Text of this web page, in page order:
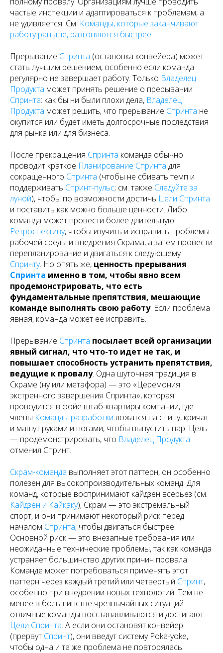
частые инспекции и адаптироваться к проблемам, а
не удивляется. См. Команды, которые заканчивают
работу раньше, разгоняются быстрее.
Прерывание Спринта (остановка конвейера) может
стать лучшим решением, особенно если команда
регулярно не завершает работу. Только Владелец
Продукта может принять решение о прерывании
Спринта: как бы ни были плохи дела, Владелец
Продукта может решить, что прерывание Спринта не
окупится или будет иметь долгосрочные последствия
для рынка или для бизнеса.
После прекращения Спринта команда обычно
проводит краткое Планирование Спринта для
сокращенного Спринта (чтобы не сбивать темп и
поддерживать Спринт-пульс; см. также Следуйте за
луной), чтобы по возможности достичь Цели Спринта
и поставить как можно больше ценности. Либо
команда может провести более длительную
Ретроспективу, чтобы изучить и исправить проблемы
рабочей среды и внедрения Скрама, а затем провести
перепланирование и двигаться к следующему
Спринту. Но опять же, ценность прерывания
Спринта именно в том, чтобы явно всем
продемонстрировать, что есть
фундаментальные препятствия, мешающие
команде выполнять свою работу. Если проблема
явная, команда может ее исправить.
Прерывание Спринта посылает всей организации
явный сигнал, что что-то идет не так, и
повышает способность устранить препятствия,
ведущие к провалу. Одна шуточная традиция в
Скраме (ну или метафора) — это «Церемония
экстренного завершения Спринта», которая
проводится в фойе штаб-квартиры компании, где
члены Команды разработки ложатся на спину, кричат
и машут руками и ногами, чтобы выпустить пар. Цель
— продемонстрировать, что Владелец Продукта
отменил Спринт.
Скрам-команда выполняет этот паттерн, он особенно
полезен для высокопроизводительных команд. Для
команд, которые воспринимают кайдзен всерьез (см.
Кайдзен и Кайкаку), Скрам — это экстремальный
спорт, и они принимают некоторый риск перед
началом Спринта, чтобы двигаться быстрее.
Основной риск — это внезапные требования или
неожиданные технические проблемы, так как команда
устраняет большинство других причин провала.
Команде может потребоваться применять этот
паттерн через каждый третий или четвертый Спринт,
особенно при внедрении новых технологий. Тем не
менее в большинстве чрезвычайных ситуаций
отличные команды восстанавливаются и достигают
Цели Спринта. А если они остановят конвейер
(прервут Спринт), они введут систему Poka-yoke,
чтобы одна и та же проблема не повторялась.